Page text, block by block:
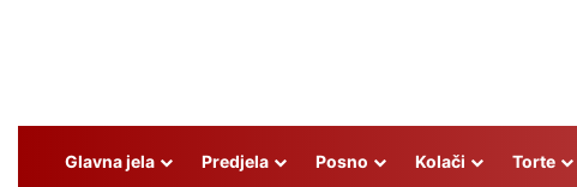
Glavna jela Predjela Posno Kolači Torte